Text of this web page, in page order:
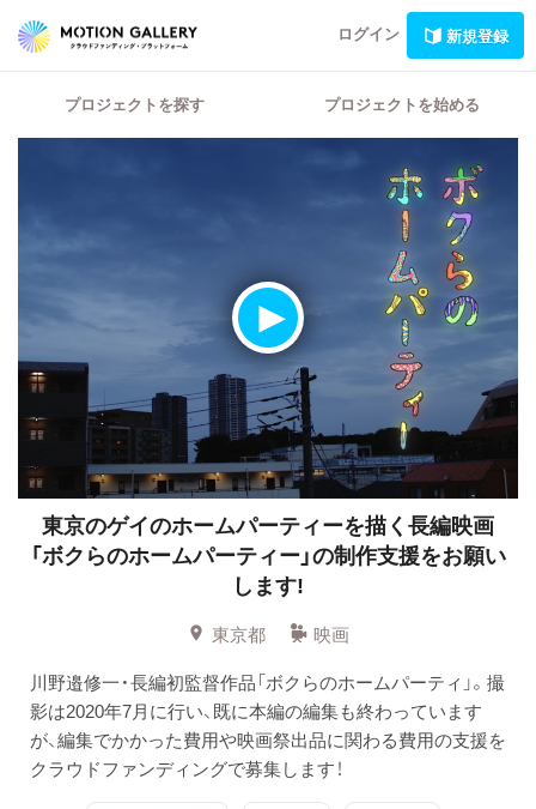
ログイン 新規登録
プロジェクトを探す プロジェクトを始める
東京のゲイのホームパーティーを描く長編映画
「ボクらのホームパーティー」の制作支援をお願い
します!
東京都
映画
川野邉修一・長編初監督作品「ボクらのホームパーティ」。撮
影は2020年7月に行い、既に本編の編集も終わっています
が、編集でかかった費用や映画祭出品に関わる費用の支援を
クラウドファンディングで募集します！